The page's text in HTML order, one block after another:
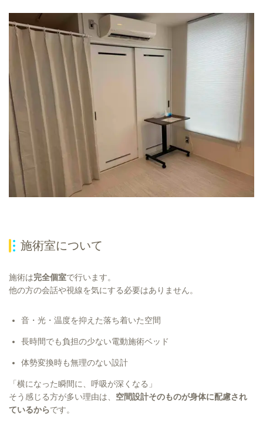
施術室について
施術は完全個室で行います。
他の方の会話や視線を気にする必要はありません。
音・光・温度を抑えた落ち着いた空間
長時間でも負担の少ない電動施術ベッド
体勢変換時も無理のない設計
「横になった瞬間に、呼吸が深くなる」
そう感じる方が多い理由は、 空間設計そのものが身体に配慮され
ているからです。